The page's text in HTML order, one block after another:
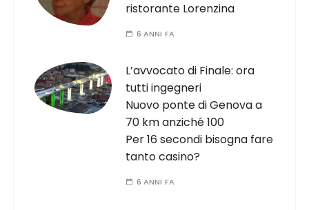
ristorante Lorenzina
6 ANNI FA
L’avvocato di Finale: ora
tutti ingegneri
Nuovo ponte di Genova a
70 km anziché 100
Per 16 secondi bisogna fare
tanto casino?
6 ANNI FA